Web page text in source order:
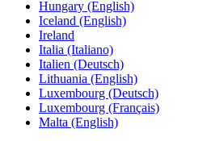
Hungary (English)
Iceland (English)
Ireland
Italia (Italiano)
Italien (Deutsch)
Lithuania (English)
Luxembourg (Deutsch)
Luxembourg (Français)
Malta (English)